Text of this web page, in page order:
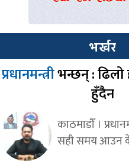
भर्खर
प्रधानमन्त्रीभन्छन् :
हुँदैन
काठमाडौँ ।
सही समय आउन